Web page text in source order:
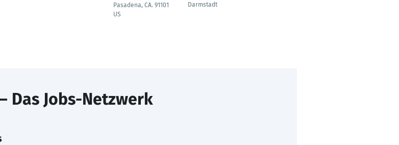
Pasadena, CA. 91101
US
Darmstadt
Das Jobs-Netzwerk